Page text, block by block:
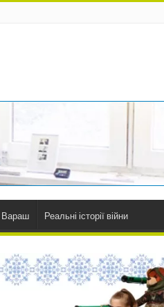
Вараш Реальні історії війни